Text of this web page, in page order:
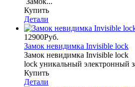
Купить
Детали
12900Руб.
Замок невидимка Invisible lock
Замок невидимка Invisible
lock уникальный электронный
Купить
Детали